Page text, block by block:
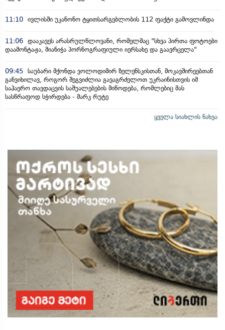
11:10 ივლისში უკანონო ტყითსარგებლობის 112 ფაქტი გამოვლინდა
11:06 დააკავეს არასრულწლოვანი, რომელმაც "სხვა პირთა ფოტოები
დაამონტაჟა, მიანიჭა პორნოგრაფიული იერსახე და გაავრცელა"
09:45 საუბარი მქონდა ვოლოდიმირ ზელენსკისთან, მოკავშირეებთან
განვიხილავ, როგორ შეგვიძლია გავაგრძელოთ უკრაინისთვის იმ
საჰაერო თავდაცვის საშუალებების მიწოდება, რომლებიც მას
სასწრაფოდ სჭირდება - მარკ რუტე
ყველა სიახლის ნახვა